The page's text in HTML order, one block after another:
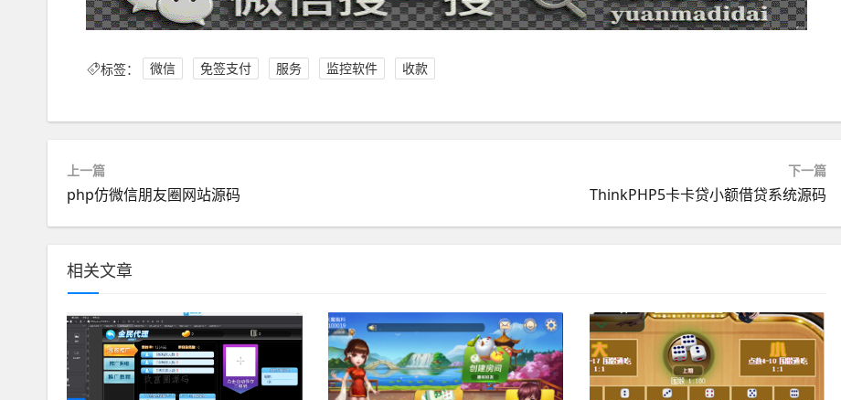
标签： 微信 免签支付 服务 监控软件 收款
上一篇
php仿微信朋友圈网站源码
下一篇
ThinkPHP5卡卡贷小额借贷系统源码
相关文章